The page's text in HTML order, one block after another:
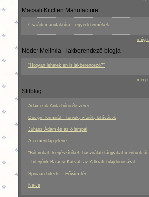
Macsali Kitchen Manufacture
Családi manufaktúra – egyedi termékek
még
Néder Melinda - lakberendező blogja
“Hogyan lehetek én is lakberendező?”
még
Stilblog
Adamcsik Anita bútorékszerei
Design Terminál – tervek, víziók, kihívások
Juhász Ádám és az ő lámpái
A cementlap jelene
“Bútorokat, kiegészítőket, használati tárgyakat mentünk át
- Interjúnk Baracsi Katival, az Artkraft tulajdonosával
Sporaarchitects – Fővám tér
Na-Ja